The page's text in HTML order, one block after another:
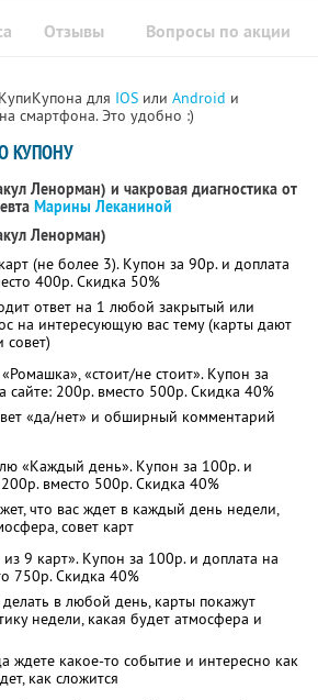
Отзывы Вопросы по акции
для IOS или Android и
смартфона. Это удобно :)
КУПОНУ
Ленорман) и чакровая диагностика от
Марины Леканиной
Ленорман)
(не более 3). Купон за 90р. и доплата
400р.Скидка 50%
ответ на 1 любой закрытый или
на интересующую вас тему (карты дают
совет)
«стоит/не стоит». Купон за
сайте: 200р. вместо 500р.Скидка 40%
«да/нет» и обширный комментарий
«Каждый день». Купон за 100р. и
вместо 500р.Скидка 40%
что вас ждет в каждый день недели,
совет карт
9 карт». Купон за 100р. и доплата на
750р.Скидка 40%
в любой день, карты покажут
недели, какая будет атмосфера и
ждете какое-то событие и интересно как
как сложится